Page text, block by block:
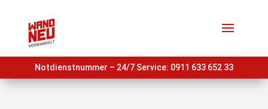
Notdienstnummer – 24/7 Service: 0911 633 652 33